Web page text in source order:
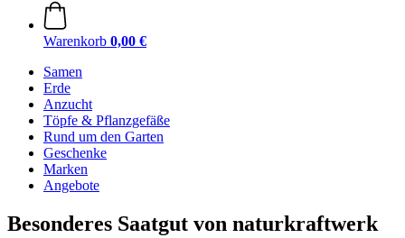
Warenkorb 0,00 €
Samen
Erde
Anzucht
Töpfe & Pflanzgefäße
Rund um den Garten
Geschenke
Marken
Angebote
Besonderes Saatgut von naturkraftwerk